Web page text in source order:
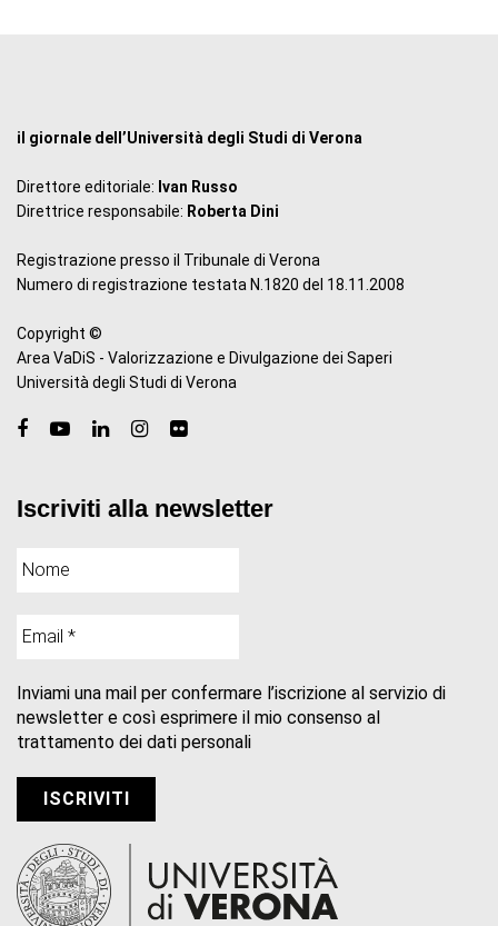
il giornale dell’Università degli Studi di Verona
Direttore editoriale: Ivan Russo
Direttrice responsabile: Roberta Dini
Registrazione presso il Tribunale di Verona
Numero di registrazione testata N.1820 del 18.11.2008
Copyright ©
Area VaDiS - Valorizzazione e Divulgazione dei Saperi
Università degli Studi di Verona
Iscriviti alla newsletter
Inviami una mail per confermare l’iscrizione al servizio di
newsletter e così esprimere il mio consenso al
trattamento dei dati personali